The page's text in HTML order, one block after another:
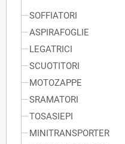
SOFFIATORI
ASPIRAFOGLIE
LEGATRICI
SCUOTITORI
MOTOZAPPE
SRAMATORI
TOSASIEPI
MINITRANSPORTER